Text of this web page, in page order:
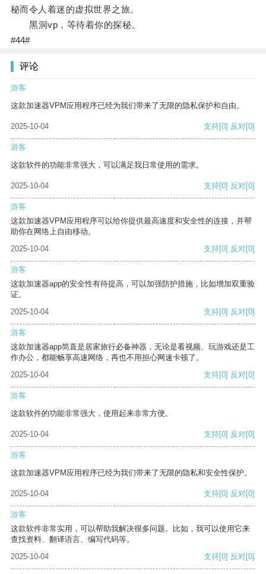
秘而令人着迷的虚拟世界之旅。
黑洞vp，等待着你的探秘。
#44#
评论
游客
这款加速器VPM应用程序已经为我们带来了无限的隐私保护和自由。
2025-10-04 支持[0] 反对[0]
游客
这款软件的功能非常强大，可以满足我日常使用的需求。
2025-10-04 支持[0] 反对[0]
游客
这款加速器VPM应用程序可以给你提供最高速度和安全性的连接，并帮
助你在网络上自由移动。
2025-10-04
支持[0] 反对[0]
游客
这款加速器app的安全性有待提高，可以加强防护措施，比如增加双重验
证。
2025-10-04
支持[0] 反对[0]
游客
这款加速器app简直是居家旅行必备神器，无论是看视频、玩游戏还是工
作办公，都能畅享高速网络，再也不用担心网速卡顿了。
2025-10-04
支持[0] 反对[0]
游客
这款软件的功能非常强大，使用起来非常方便。
2025-10-04 支持[0] 反对[0]
游客
这款加速器VPM应用程序已经为我们带来了无限的隐私和安全性保护。
2025-10-04 支持[0] 反对[0]
游客
这款软件非常实用，可以帮助我解决很多问题。比如，我可以使用它来
查找资料、翻译语言、编写代码等。
2025-10-04
支持[0] 反对[0]